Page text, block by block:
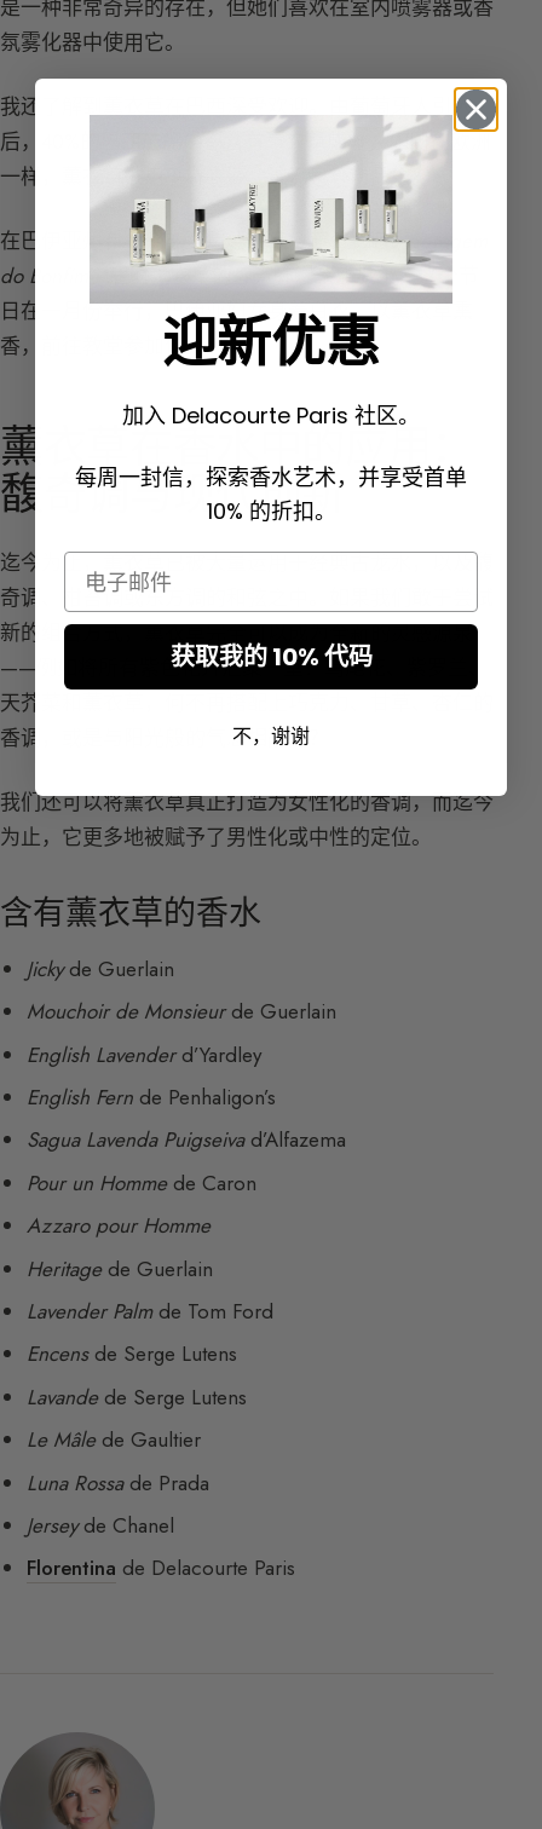
是一种非常奇异的存在，但她们喜欢在室内喷雾器或香
氛雾化器中使用它。
我还了解到薰衣草在巴西深受欢迎。由葡萄牙人引入
后，40%的巴西产品中都含有薰衣草成分，如同在欧洲
一样，薰衣草被用于洗衣液、洗涤皂等产品中。
在巴伊亚州有一个非常重要的宗教节日，名为
do Bonfim
，届时薰衣草的芬芳弥漫整座城市。这个节
日在一月份举行，巴伊亚妇女身着白衣，以薰衣草熏
香，前往教堂参加仪式。
薰衣草在香水中的应用：
馥奇调与现代创新
迄今为止，薰衣草已被大量运用于经典古龙水，以及馥
奇调、柑苔调或东方调的和弦之中。如果我们敢于尝试
新的组合方式，薰衣草完全可以成为全新的灵感源泉
——例如将所有紫色花卉汇聚一堂：鸢尾花、紫罗兰、
天芥菜和薰衣草，何不再搭配上巧克力、甘草、杏仁的
香调，或是与阳光般的气息相融合？
我们还可以将薰衣草真正打造为女性化的香调，而迄今
为止，它更多地被赋予了男性化或中性的定位。
含有薰衣草的香水
Jickyde Guerlain
Mouchoir de Monsieurde Guerlain
English Lavenderd’Yardley
English Fern de Penhaligon’s
Sagua Lavenda Puigseivad’Alfazema
Pour un Hommede Caron
Azzaro pour Homme
Heritagede Guerlain
Lavender Palmde Tom Ford
Encensde Serge Lutens
Lavandede Serge Lutens
Le Mâlede Gaultier
Luna Rossade Prada
Jerseyde Chanel
Florentina de Delacourte Paris
迎新优惠
加入 Delacourte Paris 社区。
每周一封信，探索香水艺术，并享受首单
10% 的折扣。
Email
获取我的 10% 代码
不，谢谢